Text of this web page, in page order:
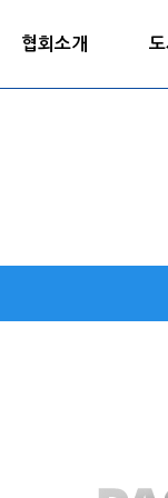
협회소개